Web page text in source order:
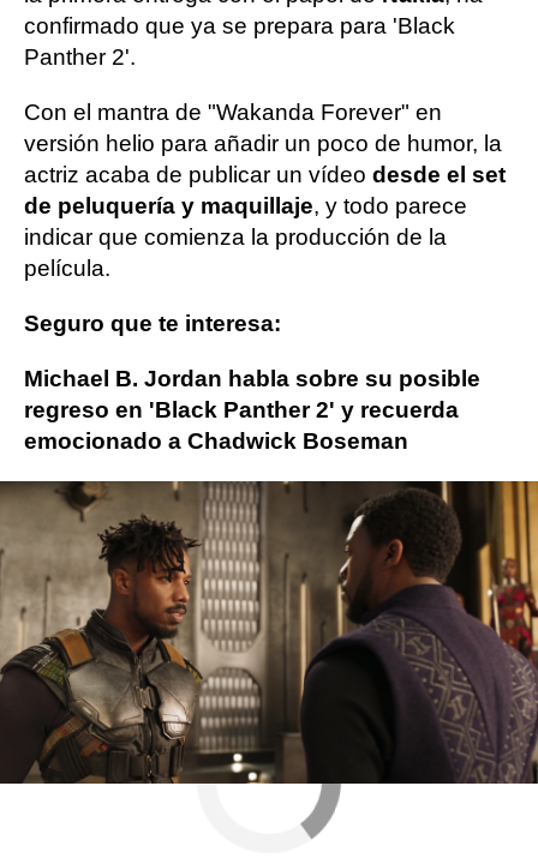
confirmado que ya se prepara para 'Black
Panther 2'.
Con el mantra de "Wakanda Forever" en
versión helio para añadir un poco de humor, la
actriz acaba de publicar un vídeo desde el set
de peluquería y maquillaje, y todo parece
indicar que comienza la producción de la
película.
Seguro que te interesa:
Michael B. Jordan habla sobre su posible
regreso en 'Black Panther 2' y recuerda
emocionado a Chadwick Boseman
Lupita Nyong'o Black Panther
ObjetivoTV » Cine